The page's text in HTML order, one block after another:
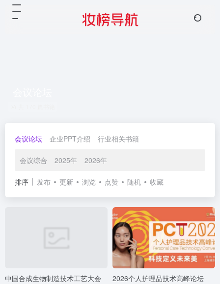
会议论坛 企业PPT介绍 行业相关书籍
会议综合 2025年 2026年
排序 发布 更新 浏览 点赞 随机 收藏
中国合成生物制造技术工艺大会 2026个人护理品技术高峰论坛